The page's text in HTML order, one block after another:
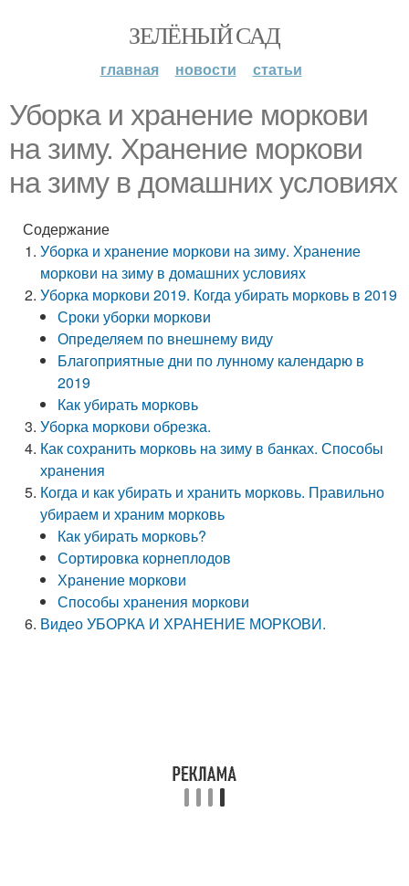
ЗЕЛЁНЫЙ САД
главная новости статьи
Уборка и хранение моркови
на зиму. Хранение моркови
на зиму в домашних условиях
Содержание
Уборка и хранение моркови на зиму. Хранение
моркови на зиму в домашних условиях
Уборка моркови 2019. Когда убирать морковь в 2019
Сроки уборки моркови
Определяем по внешнему виду
Благоприятные дни по лунному календарю в
2019
Как убирать морковь
Уборка моркови обрезка.
Как сохранить морковь на зиму в банках. Способы
хранения
Когда и как убирать и хранить морковь. Правильно
убираем и храним морковь
Как убирать морковь?
Сортировка корнеплодов
Хранение моркови
Способы хранения моркови
Видео УБОРКА И ХРАНЕНИЕ МОРКОВИ.